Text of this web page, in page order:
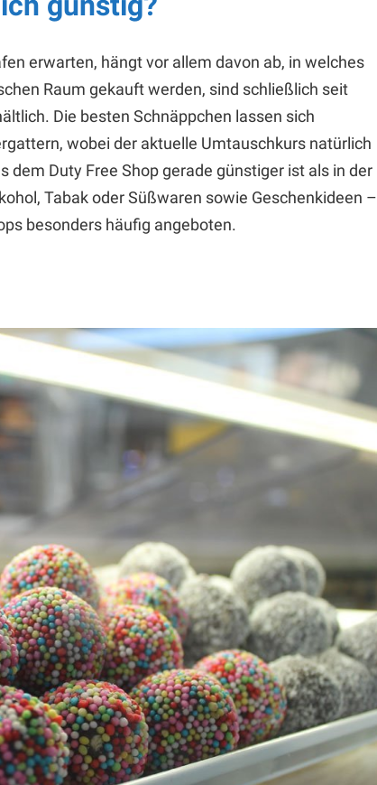
erwarten, hängt vor allem davon ab, in welches
Raum gekauft werden, sind schließlich seit
Die besten Schnäppchen lassen sich
wobei der aktuelle Umtauschkurs natürlich
dem Duty Free Shop gerade günstiger ist als in der
Tabak oder Süßwaren sowie Geschenkideen –
besonders häufig angeboten.